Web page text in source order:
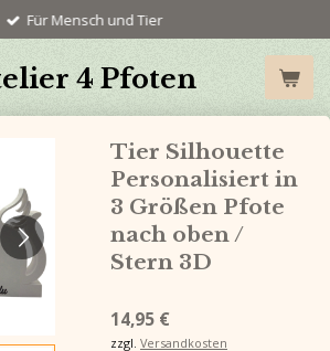
4 Pfoten
Für Mensch und Tier
Tier Silhouette
Personalisiert in
3 Größen Pfote
nach oben /
Stern 3D
14,95 €
zzgl. Versandkosten